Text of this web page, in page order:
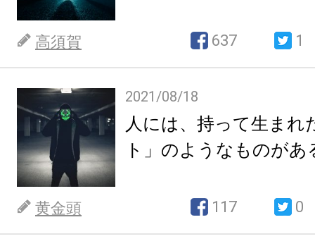
高須賀 637 1
2021/08/18
人には、持って生まれ
ト」のようなものがあ
黄金頭 117 0